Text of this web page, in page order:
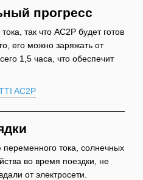
прогресс
так что AC2P будет готов
его можно заряжать от
1,5 часа, что обеспечит
тока, солнечных
во время поездки, не
от электросети.